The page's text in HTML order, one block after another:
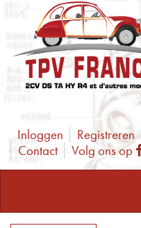
Inloggen Registreren
Contact
Volg ons op